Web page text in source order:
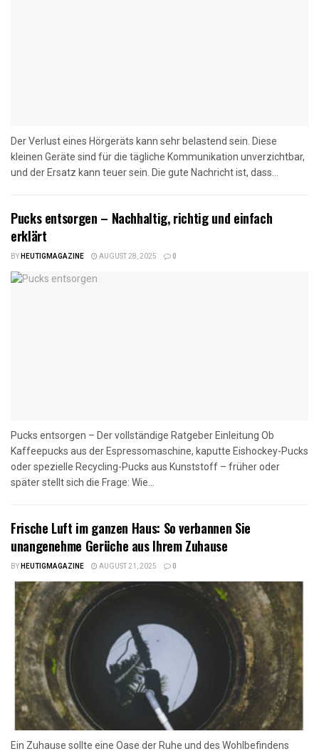
Der Verlust eines Hörgeräts kann sehr belastend sein. Diese
kleinen Geräte sind für die tägliche Kommunikation unverzichtbar,
und der Ersatz kann teuer sein. Die gute Nachricht ist, dass...
Pucks entsorgen – Nachhaltig, richtig und einfach
erklärt
BYHEUTIGMAGAZINE AUGUST 28, 2025 0
Pucks entsorgen – Der vollständige Ratgeber Einleitung Ob
Kaffeepucks aus der Espressomaschine, kaputte Eishockey-Pucks
oder spezielle Recycling-Pucks aus Kunststoff – früher oder
später stellt sich die Frage: Wie...
Frische Luft im ganzen Haus: So verbannen Sie
unangenehme Gerüche aus Ihrem Zuhause
BYHEUTIGMAGAZINE AUGUST 21, 2025 0
Ein Zuhause sollte eine Oase der Ruhe und des Wohlbefindens